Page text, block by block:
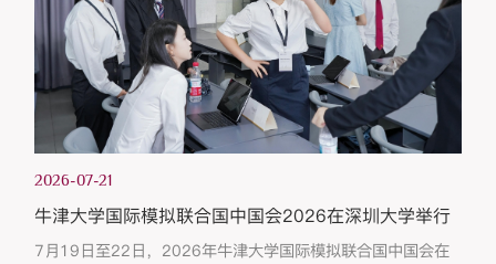
2026-07-21
牛津大学国际模拟联合国中国会2026在深圳大学举行
7月19日至22日，2026年牛津大学国际模拟联合国中国会在